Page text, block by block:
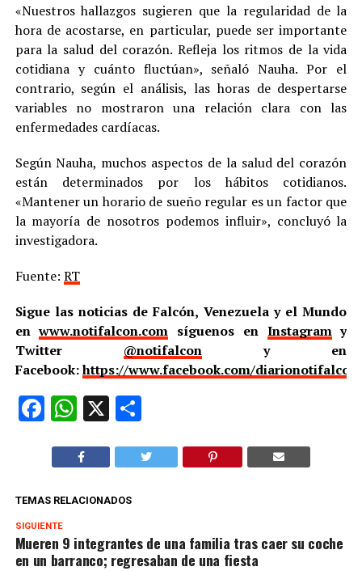
«Nuestros hallazgos sugieren que la regularidad de la
hora de acostarse, en particular, puede ser importante
para la salud del corazón. Refleja los ritmos de la vida
cotidiana y cuánto fluctúan», señaló Nauha. Por el
contrario, según el análisis, las horas de despertarse
variables no mostraron una relación clara con las
enfermedades cardíacas.
Según Nauha, muchos aspectos de la salud del corazón
están determinados por los hábitos cotidianos.
«Mantener un horario de sueño regular es un factor que
la mayoría de nosotros podemos influir», concluyó la
investigadora.
Fuente: RT
Sigue las noticias de Falcón, Venezuela y el Mundo
enwww.notifalcon.com síguenos en Instagramy
Twitter @notifalcony en
Facebook:https://www.facebook.com/
Facebook
WhatsApp
X Compartir
TEMAS RELACIONADOS
SIGUIENTE
Mueren 9 integrantes de una familia tras caer su coche
en un barranco; regresaban de una fiesta